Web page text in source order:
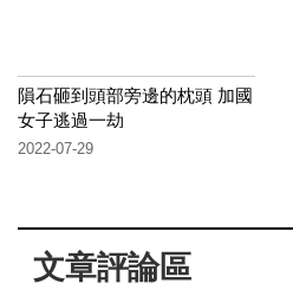
隕石砸到頭部旁邊的枕頭 加國
女子逃過一劫
2022-07-29
文章評論區